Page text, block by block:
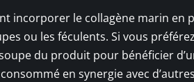
incorporer le collagène marin
ou les féculents. Si vous
du produit pour bénéficier
en synergie avec